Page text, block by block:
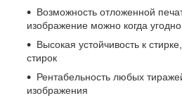
Возможность отложенной
изображение можно когда
Высокая устойчивость к
стирок
Рентабельность любых
изображения